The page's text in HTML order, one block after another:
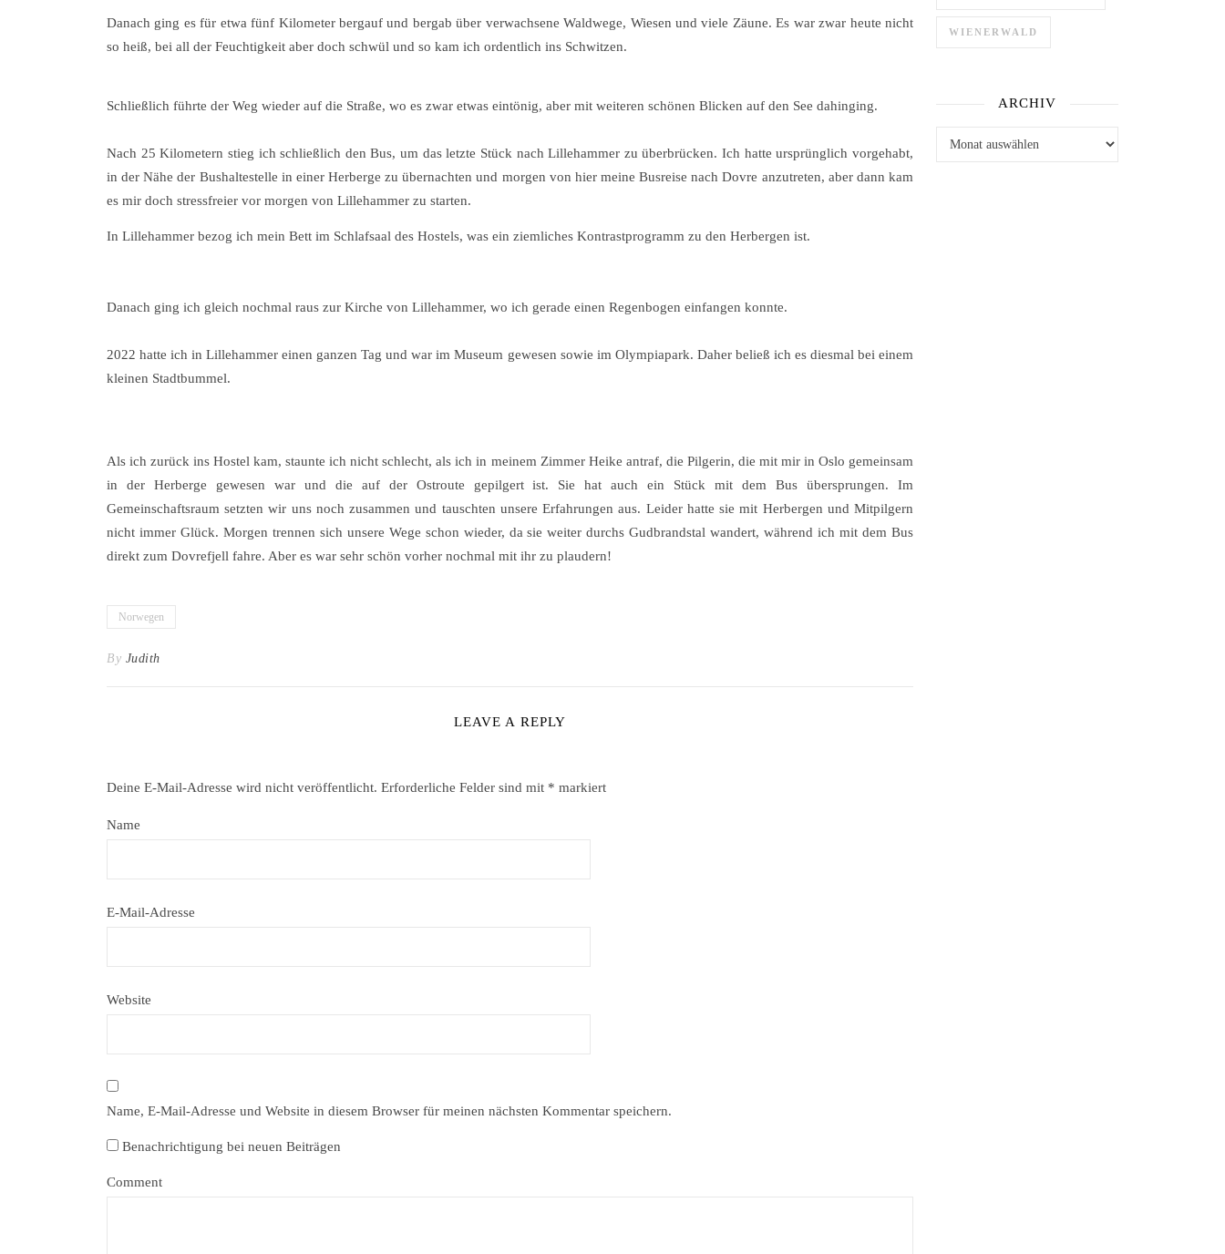
Danach ging es für etwa fünf Kilometer bergauf und bergab über verwachsene Waldwege, Wiesen und viele Zäune. Es war zwar heute nicht
so heiß, bei all der Feuchtigkeit aber doch schwül und so kam ich ordentlich ins Schwitzen.
Schließlich führte der Weg wieder auf die Straße, wo es zwar etwas eintönig, aber mit weiteren schönen Blicken auf den See dahinging.
Nach 25 Kilometern stieg ich schließlich den Bus, um das letzte Stück nach Lillehammer zu überbrücken. Ich hatte ursprünglich vorgehabt,
in der Nähe der Bushaltestelle in einer Herberge zu übernachten und morgen von hier meine Busreise nach Dovre anzutreten, aber dann kam
es mir doch stressfreier vor morgen von Lillehammer zu starten.
In Lillehammer bezog ich mein Bett im Schlafsaal des Hostels, was ein ziemliches Kontrastprogramm zu den Herbergen ist.
Danach ging ich gleich nochmal raus zur Kirche von Lillehammer, wo ich gerade einen Regenbogen einfangen konnte.
2022 hatte ich in Lillehammer einen ganzen Tag und war im Museum gewesen sowie im Olympiapark. Daher beließ ich es diesmal bei einem
kleinen Stadtbummel.
Als ich zurück ins Hostel kam, staunte ich nicht schlecht, als ich in meinem Zimmer Heike antraf, die Pilgerin, die mit mir in Oslo gemeinsam
in der Herberge gewesen war und die auf der Ostroute gepilgert ist. Sie hat auch ein Stück mit dem Bus übersprungen. Im
Gemeinschaftsraum setzten wir uns noch zusammen und tauschten unsere Erfahrungen aus. Leider hatte sie mit Herbergen und Mitpilgern
nicht immer Glück. Morgen trennen sich unsere Wege schon wieder, da sie weiter durchs Gudbrandstal wandert, während ich mit dem Bus
direkt zum Dovrefjell fahre. Aber es war sehr schön vorher nochmal mit ihr zu plaudern!
Norwegen
By Judith
LEAVE A REPLY
Deine E-Mail-Adresse wird nicht veröffentlicht. Erforderliche Felder sind mit * markiert
Name
E-Mail-Adresse
Website
Name, E-Mail-Adresse und Website in diesem Browser für meinen nächsten Kommentar speichern.
Benachrichtigung bei neuen Beiträgen
Comment
WIENERWALD
ARCHIV